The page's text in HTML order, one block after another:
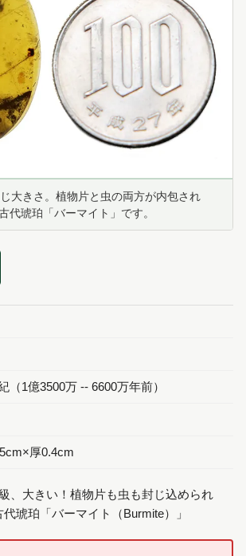
大きさ。植物片と虫の両方が内包され
代琥珀「バーマイト」です。
（1億3500万 -- 6600万年前）
厚0.4cm
、大きい！植物片も虫も封じ込められ
琥珀「バーマイト（Burmite）」